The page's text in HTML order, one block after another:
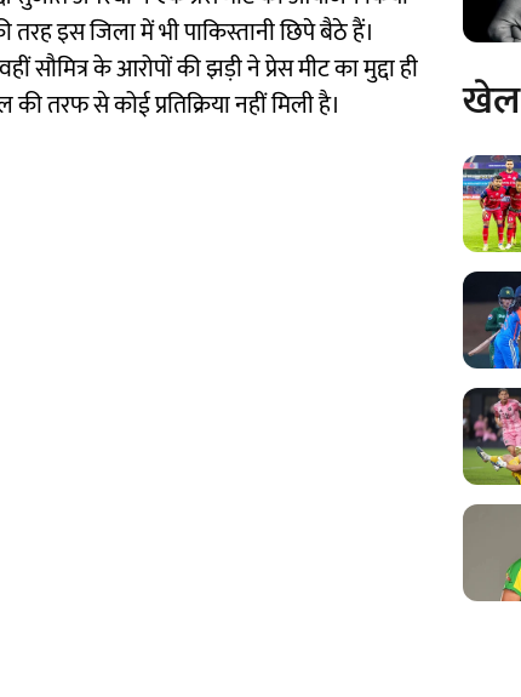
तरह इस जिला में भी पाकिस्तानी छिपे बैठे हैं।
सौमित्र के आरोपों की झड़ी ने प्रेस मीट का मुद्दा ही
तरफ से कोई प्रतिक्रिया नहीं मिली है।
खेल